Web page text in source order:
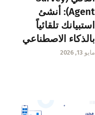
Agent): أنشئ
استبيانك تلقائياً
بالذكاء الاصطناعي
مايو 13, 2026